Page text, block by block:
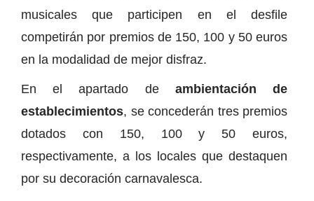
musicales que participen en el desfile
competirán por premios de 150, 100 y 50 euros
en la modalidad de mejor disfraz.
En el apartado de ambientación de
establecimientos, se concederán tres premios
dotados con 150, 100 y 50 euros,
respectivamente, a los locales que destaquen
por su decoración carnavalesca.